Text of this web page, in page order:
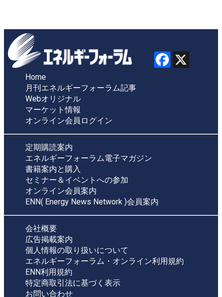
Home
月刊エネルギーフォーラム記事
Webオリジナル
マーケット情報
オンライン会員ログイン
定期購読案内
エネルギーフォーラム電子マガジン
書籍案内と購入
セミナー＆イベントへの参加
オンライン会員案内
ENN( Energy News Network )会員案内
会社概要
広告掲載案内
個人情報の取り扱いについて
エネルギーフォーラム・オンライン利用規約
ENN利用規約
特定商取引法に基づく表示
お問い合わせ